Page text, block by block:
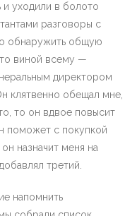
и уходили в болото
разговоры с
обнаружить общую
виной всему —
директором
клятвенно обещал мне,
то он вдвое повысит
поможет с покупкой
назначит меня на
третий.
напомнить